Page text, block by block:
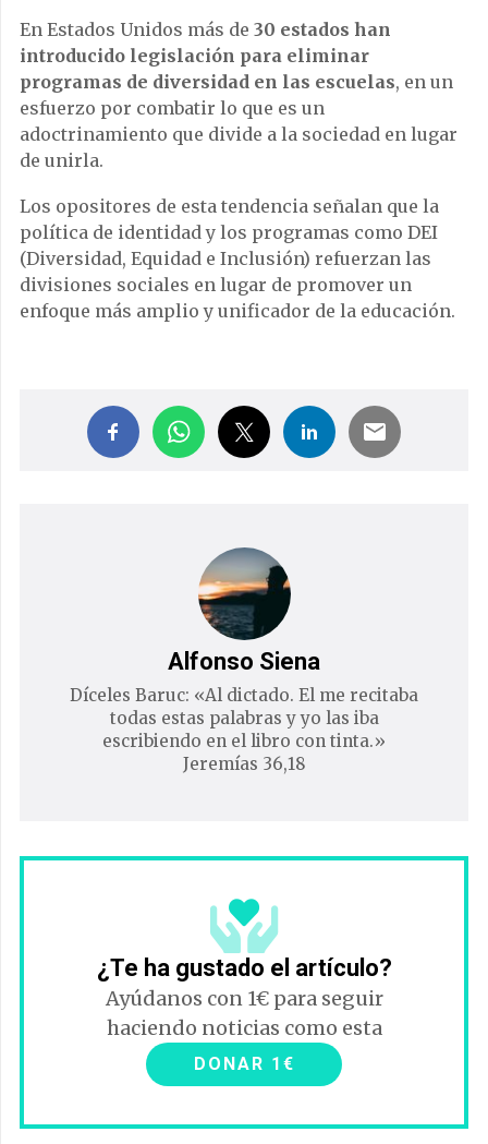
En Estados Unidos más de 30 estados han
introducido legislación para eliminar
programas de diversidad en las escuelas, en un
esfuerzo por combatir lo que es un
adoctrinamiento que divide a la sociedad en lugar
de unirla.
Los opositores de esta tendencia señalan que la
política de identidad y los programas como DEI
(Diversidad, Equidad e Inclusión) refuerzan las
divisiones sociales en lugar de promover un
enfoque más amplio y unificador de la educación.
Alfonso Siena
Díceles Baruc: «Al dictado. El me recitaba
todas estas palabras y yo las iba
escribiendo en el libro con tinta.»
Jeremías 36,18
¿Te ha gustado el artículo?
Ayúdanos con 1€ para seguir
haciendo noticias como esta
DONAR 1€